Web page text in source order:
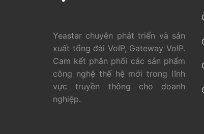
TIN TỨC
HƯỚNG
Yeastar chuyên phát triển và sản
xuất tổng đài VoIP, Gateway VoIP.
Cam kết phân phối các sản phẩm
công nghệ thế hệ mới trong lĩnh
vực truyền thông cho doanh
nghiệp.